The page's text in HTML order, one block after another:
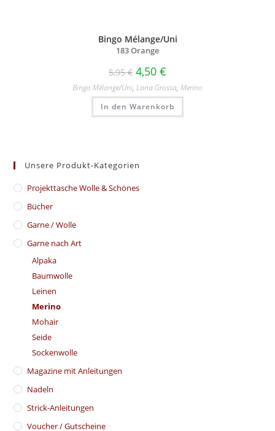
Bingo Mélange/Uni
183 Orange
5,95€ 4,50 €
Bingo Mélange/​Uni, Lana Grossa, Merino
In den Warenkorb
Unsere Produkt-Kategorien
​Projekttasche Wolle & Schönes
Bücher
Garne / Wolle
Garne nach Art
Alpaka
Baumwolle
Leinen
Merino
Mohair
Seide
Sockenwolle
Magazine mit Anleitungen
Nadeln
Strick-Anleitungen
Voucher / Gutscheine